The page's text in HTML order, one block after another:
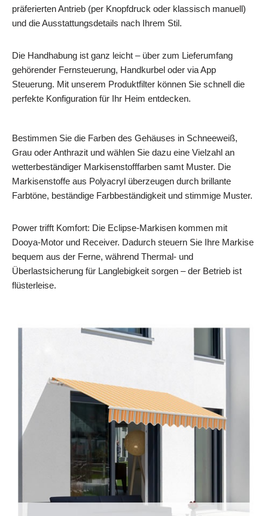
präferierten Antrieb (per Knopfdruck oder klassisch manuell)
und die Ausstattungsdetails nach Ihrem Stil.
Die Handhabung ist ganz leicht – über zum Lieferumfang
gehörender Fernsteuerung, Handkurbel oder via App
Steuerung. Mit unserem Produktfilter können Sie schnell die
perfekte Konfiguration für Ihr Heim entdecken.
Bestimmen Sie die Farben des Gehäuses in Schneeweiß,
Grau oder Anthrazit und wählen Sie dazu eine Vielzahl an
wetterbeständiger Markisenstofffarben samt Muster. Die
Markisenstoffe aus Polyacryl überzeugen durch brillante
Farbtöne, beständige Farbbeständigkeit und stimmige Muster.
Power trifft Komfort: Die Eclipse-Markisen kommen mit
Dooya-Motor und Receiver. Dadurch steuern Sie Ihre Markise
bequem aus der Ferne, während Thermal- und
Überlastsicherung für Langlebigkeit sorgen – der Betrieb ist
flüsterleise.